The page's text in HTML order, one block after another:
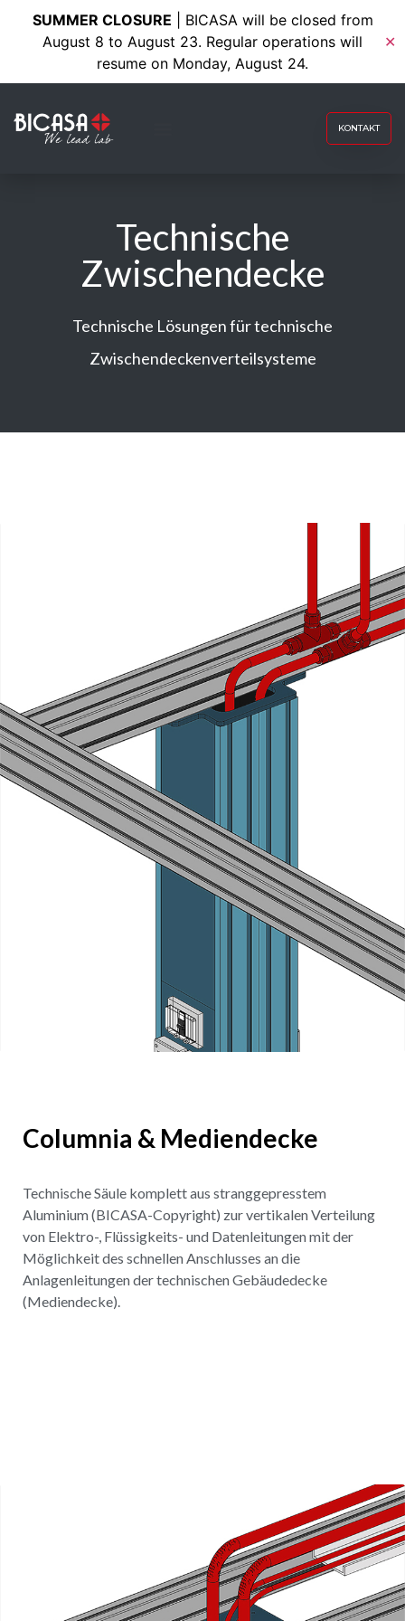
SUMMER CLOSURE | BICASA will be closed from
August 8 to August 23. Regular operations will
resume on Monday, August 24.
✕
KONTAKT
Technische
Zwischendecke
Technische Lösungen für technische
Zwischendeckenverteilsysteme
Columnia & Mediendecke
Technische Säule komplett aus stranggepresstem
Aluminium (BICASA-Copyright) zur vertikalen Verteilung
von Elektro-, Flüssigkeits- und Datenleitungen mit der
Möglichkeit des schnellen Anschlusses an die
Anlagenleitungen der technischen Gebäudedecke
(Mediendecke).